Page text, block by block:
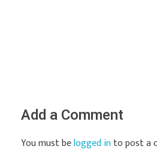
Add a Comment
You must belogged into post a